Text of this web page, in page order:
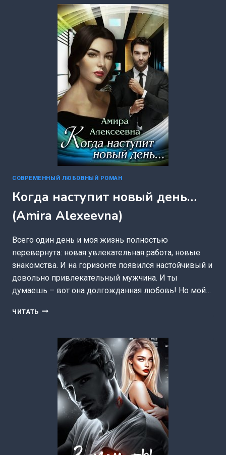
(ОЛЬГА
ДАШКОВА)
СОВРЕМЕННЫЙ ЛЮБОВНЫЙ РОМАН
Когда наступит новый день…
(Amira Alexeevna)
Всего один день и моя жизнь полностью
перевернута: новая увлекательная работа, новые
знакомства. И на горизонте появился настойчивый и
довольно привлекательный мужчина. И ты
думаешь – вот она долгожданная любовь! Но мой…
ЧИТАТЬ КОГДА
ДЕНЬ…
(AMIRA
ALEXEEVNA)